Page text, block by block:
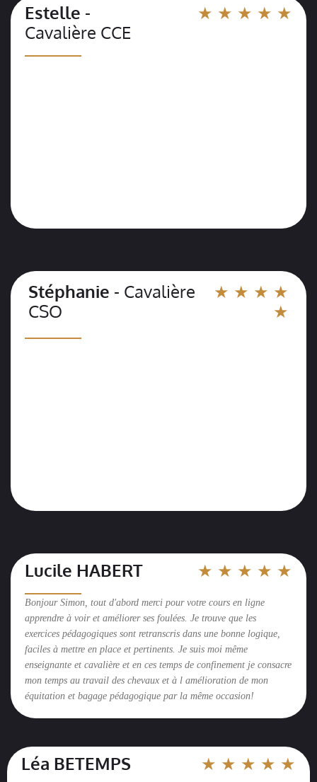
Estelle -
Cavalière CCE
★ ★ ★ ★ ★
Stéphanie - Cavalière
CSO
★ ★ ★ ★
★
Lucile HABERT ★ ★ ★ ★ ★
Bonjour Simon, tout d'abord merci pour votre cours en ligne
apprendre à voir et améliorer ses foulées. Je trouve que les
exercices pédagogiques sont retranscris dans une bonne logique,
faciles à mettre en place et pertinents. Je suis moi même
enseignante et cavalière et en ces temps de confinement je consacre
mon temps au travail des chevaux et à l amélioration de mon
équitation et bagage pédagogique par la même occasion!
Léa BETEMPS ★ ★ ★ ★ ★